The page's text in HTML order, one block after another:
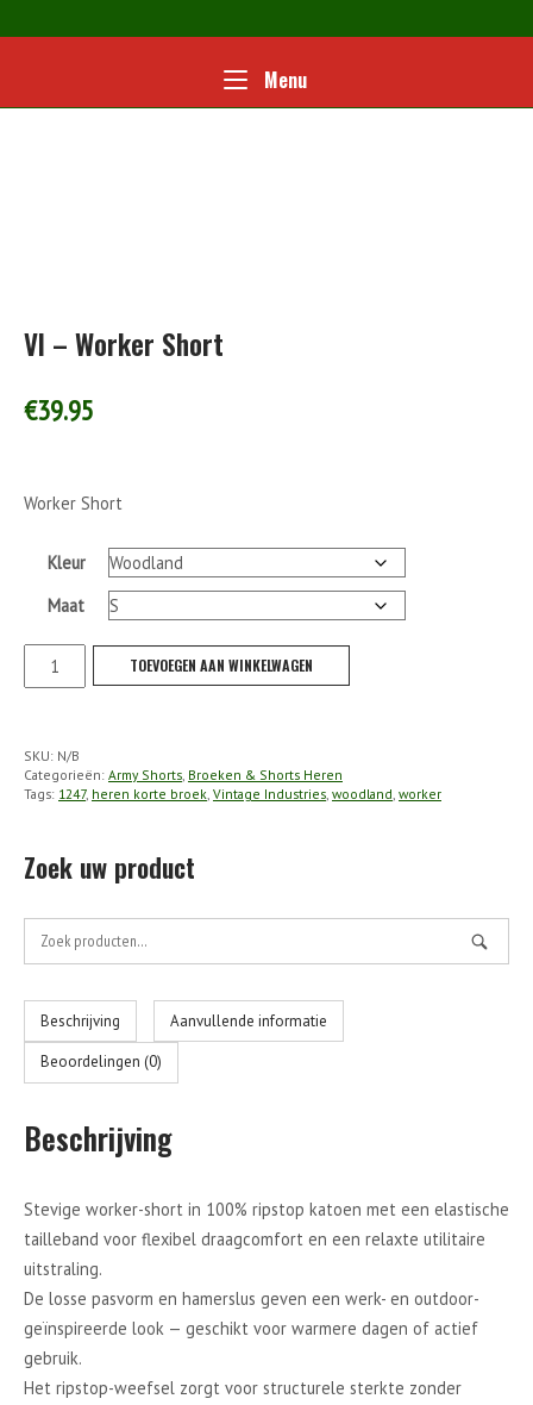
naar
Home
MenuMenu
VI – Worker Short
€39.95
Worker Short
Kleur
Maat
-
aantal
TOEVOEGEN AAN WINKELWAGEN
SKU: N/B
Categorieën: Army Shorts Broeken & Shorts Heren
Tags: 1247, heren korte broek Vintage Industries woodland worker
Zoek uw product
Zoek
naar:
Beschrijving Aanvullende informatie
Beoordelingen (0)
Beschrijving
Stevige worker-short in 100% ripstop katoen met een elastische
tailleband voor flexibel draagcomfort en een relaxte utilitaire
uitstraling.
De losse pasvorm en hamerslus geven een werk- en outdoor-
geïnspireerde look — geschikt voor warmere dagen of actief
gebruik.
Het ripstop-weefsel zorgt voor structurele sterkte zonder